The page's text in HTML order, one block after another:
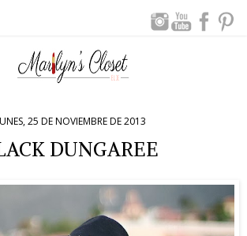
25 DE NOVIEMBRE DE 2013
DUNGAREE